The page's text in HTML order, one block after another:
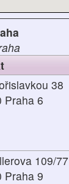
38
Praha 6
109/77
Praha 9